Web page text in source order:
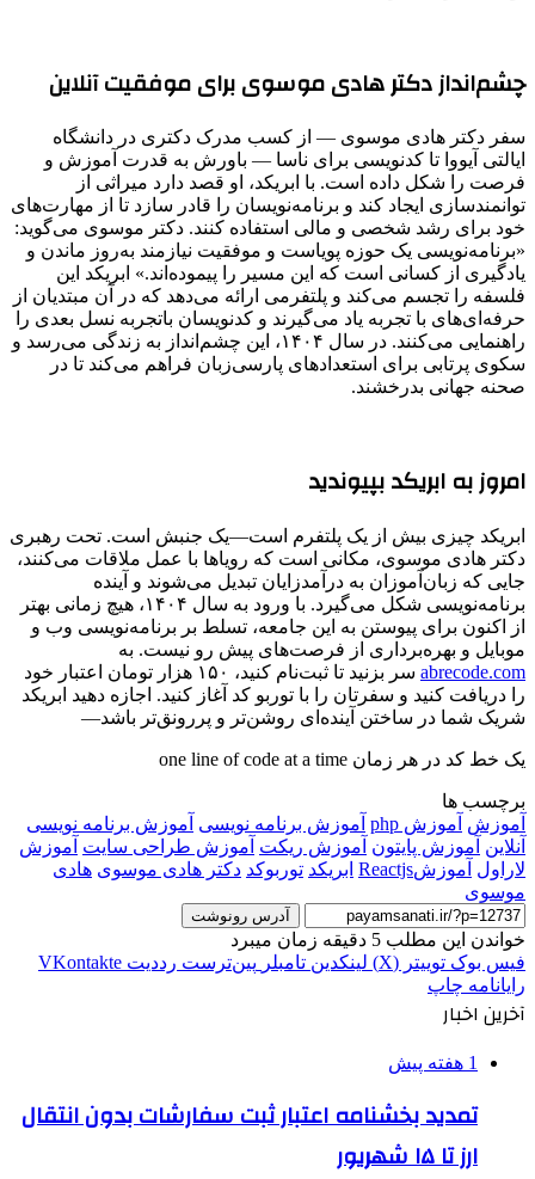
چشم‌انداز دکتر هادی موسوی برای موفقیت آنلاین
سفر دکتر هادی موسوی — از کسب مدرک دکتری در دانشگاه
ایالتی آیووا تا کدنویسی برای ناسا — باورش به قدرت آموزش و
فرصت را شکل داده است. با ابریکد، او قصد دارد میراثی از
توانمندسازی ایجاد کند و برنامه‌نویسان را قادر سازد تا از مهارت‌های
خود برای رشد شخصی و مالی استفاده کنند. دکتر موسوی می‌گوید:
«برنامه‌نویسی یک حوزه پویاست و موفقیت نیازمند به‌روز ماندن و
یادگیری از کسانی است که این مسیر را پیموده‌اند.» ابریکد این
فلسفه را تجسم می‌کند و پلتفرمی ارائه می‌دهد که در آن مبتدیان از
حرفه‌ای‌های با تجربه یاد می‌گیرند و کدنویسان باتجربه نسل بعدی را
راهنمایی می‌کنند. در سال ۱۴۰۴، این چشم‌انداز به زندگی می‌رسد و
سکوی پرتابی برای استعدادهای پارسی‌زبان فراهم می‌کند تا در
صحنه جهانی بدرخشند.
امروز به ابریکد بپیوندید
ابریکد چیزی بیش از یک پلتفرم است—یک جنبش است. تحت رهبری
دکتر هادی موسوی، مکانی است که رویاها با عمل ملاقات می‌کنند،
جایی که زبان‌آموزان به درآمدزایان تبدیل می‌شوند و آینده
برنامه‌نویسی شکل می‌گیرد. با ورود به سال ۱۴۰۴، هیچ زمانی بهتر
از اکنون برای پیوستن به این جامعه، تسلط بر برنامه‌نویسی وب و
موبایل و بهره‌برداری از فرصت‌های پیش رو نیست. به
abrecode.com
سر بزنید تا ثبت‌نام کنید، ۱۵۰ هزار تومان اعتبار خود
را دریافت کنید و سفرتان را با توربو کد آغاز کنید. اجازه دهید ابریکد
شریک شما در ساختن آینده‌ای روشن‌تر و پررونق‌تر باشد—
یک خط کد در هر زمان one line of code at a time
برچسب ها
آموزش آموزش php آموزش برنامه نویسی آموزش برنامه نویسی
آنلاین آموزش پایتون آموزش ریکت آموزش طراحی سایت آموزش
لاراول آموزشReactjs ابریکد توربوکد دکتر هادی موسوی هادی
موسوی
آدرس رونوشت
خواندن این مطلب 5 دقیقه زمان میبرد
فیس بوک توییتر (X) لینکدین ‫تامبلر ‫پین‌ترست ‫رددیت ‫VKontakte
رایانامه چاپ
آخرین اخبار
1 هفته پیش
تمدید بخشنامه اعتبار ثبت سفارشات بدون انتقال
ارز تا ۱۵ شهریور